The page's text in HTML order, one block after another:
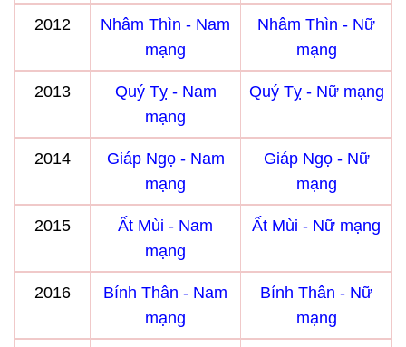
2012
Nhâm Thìn - Nam
mạng
Nhâm Thìn - Nữ
mạng
2013
Quý Tỵ - Nam
mạng
Quý Tỵ - Nữ mạng
2014
Giáp Ngọ - Nam
mạng
Giáp Ngọ - Nữ
mạng
2015
Ất Mùi - Nam
mạng
Ất Mùi - Nữ mạng
2016
Bính Thân - Nam
mạng
Bính Thân - Nữ
mạng